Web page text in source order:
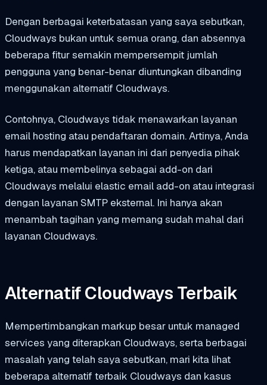
Dengan berbagai keterbatasan yang saya sebutkan,
Cloudways bukan untuk semua orang, dan absennya
beberapa fitur semakin mempersempit jumlah
pengguna yang benar-benar diuntungkan dibanding
menggunakan alternatif Cloudways.
Contohnya, Cloudways tidak menawarkan layanan
email hosting atau pendaftaran domain. Artinya, Anda
harus mendapatkan layanan ini dari penyedia pihak
ketiga, atau membelinya sebagai add-on dari
Cloudways melalui elastic email add-on atau integrasi
dengan layanan SMTP eksternal. Ini hanya akan
menambah tagihan yang memang sudah mahal dari
layanan Cloudways.
Alternatif Cloudways Terbaik
Mempertimbangkan markup besar untuk managed
services yang diterapkan Cloudways, serta berbagai
masalah yang telah saya sebutkan, mari kita lihat
beberapa alternatif terbaik Cloudways dan kasus